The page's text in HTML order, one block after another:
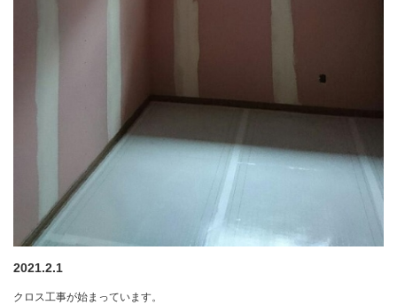
2021.2.1
クロス工事が始まっています。